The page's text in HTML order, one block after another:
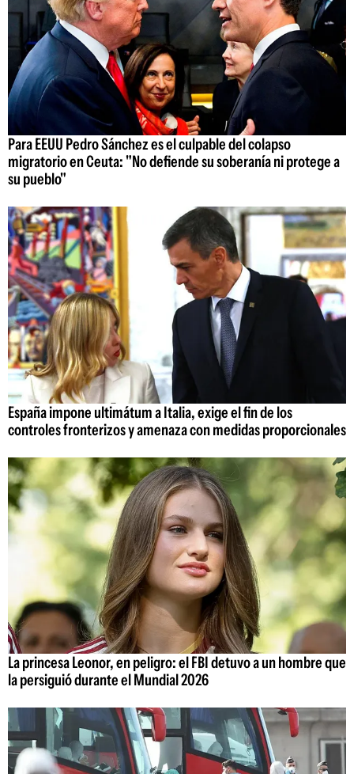
Para EEUU Pedro Sánchez es el culpable del colapso
migratorio en Ceuta: "No defiende su soberanía ni protege a
su pueblo"
España impone ultimátum a Italia, exige el fin de los
controles fronterizos y amenaza con medidas proporcionales
La princesa Leonor, en peligro: el FBI detuvo a un hombre que
la persiguió durante el Mundial 2026